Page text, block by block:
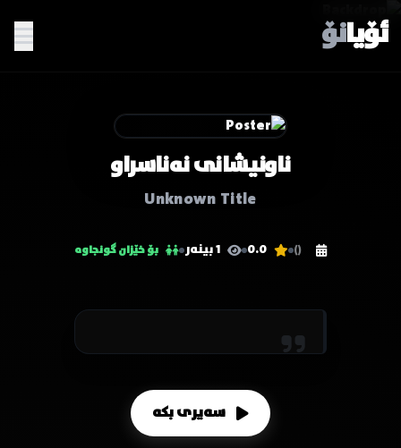
ئۆیانۆ
ناونیشانی نەناسراو
Unknown Title
()
0.0 1 بینەر بۆ خێزان گونجاوە
سەیری بکە